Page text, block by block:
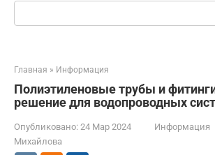
Поиск:
Главная » Информация
Полиэтиленовые трубы и
решение для водопроводных
Опубликовано: 24 Мар 2024 Информация
Михайлова